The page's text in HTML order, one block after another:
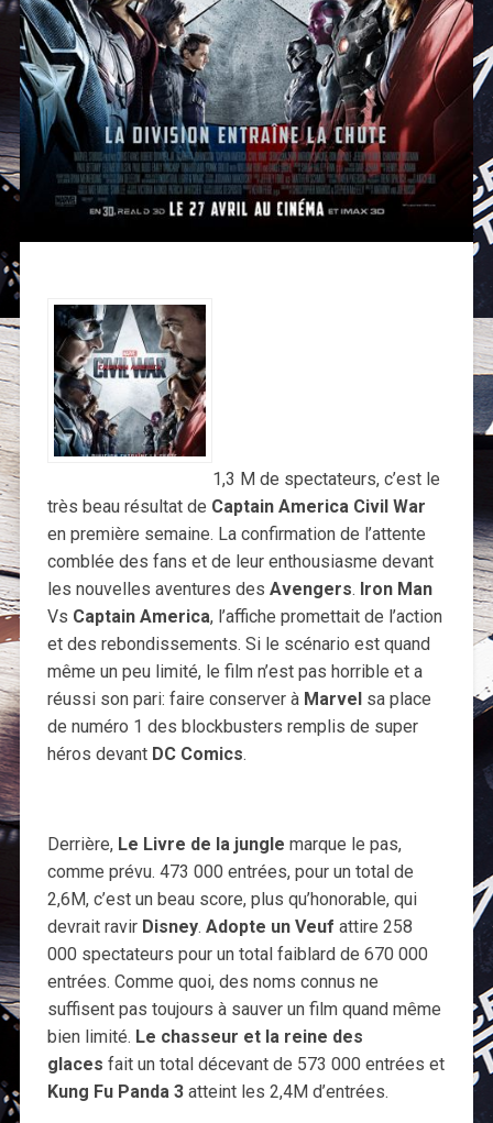
1,3 M de spectateurs, c’est le
très beau résultat de Captain America Civil War
en première semaine. La confirmation de l’attente
comblée des fans et de leur enthousiasme devant
les nouvelles aventures des Avengers. Iron Man
Vs Captain America, l’affiche promettait de l’action
et des rebondissements. Si le scénario est quand
même un peu limité, le film n’est pas horrible et a
réussi son pari: faire conserver à Marvel sa place
de numéro 1 des blockbusters remplis de super
héros devant DC Comics.
Derrière, Le Livre de la jungle marque le pas,
comme prévu. 473 000 entrées, pour un total de
2,6M, c’est un beau score, plus qu’honorable, qui
devrait ravir Disney. Adopte un Veuf attire 258
000 spectateurs pour un total faiblard de 670 000
entrées. Comme quoi, des noms connus ne
suffisent pas toujours à sauver un film quand même
bien limité. Le chasseur et la reine des
glaces fait un total décevant de 573 000 entrées et
Kung Fu Panda 3atteint les 2,4M d’entrées.